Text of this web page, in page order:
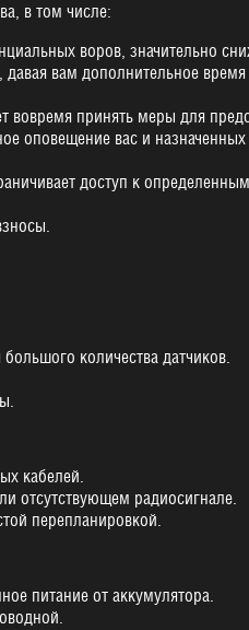
в том числе:
воров, значительно
вам дополнительное время
вовремя принять меры для
оповещение вас и
доступ к
количества датчиков.
кабелей.
отсутствующем радиосигнале.
перепланировкой.
питание от аккумулятора.